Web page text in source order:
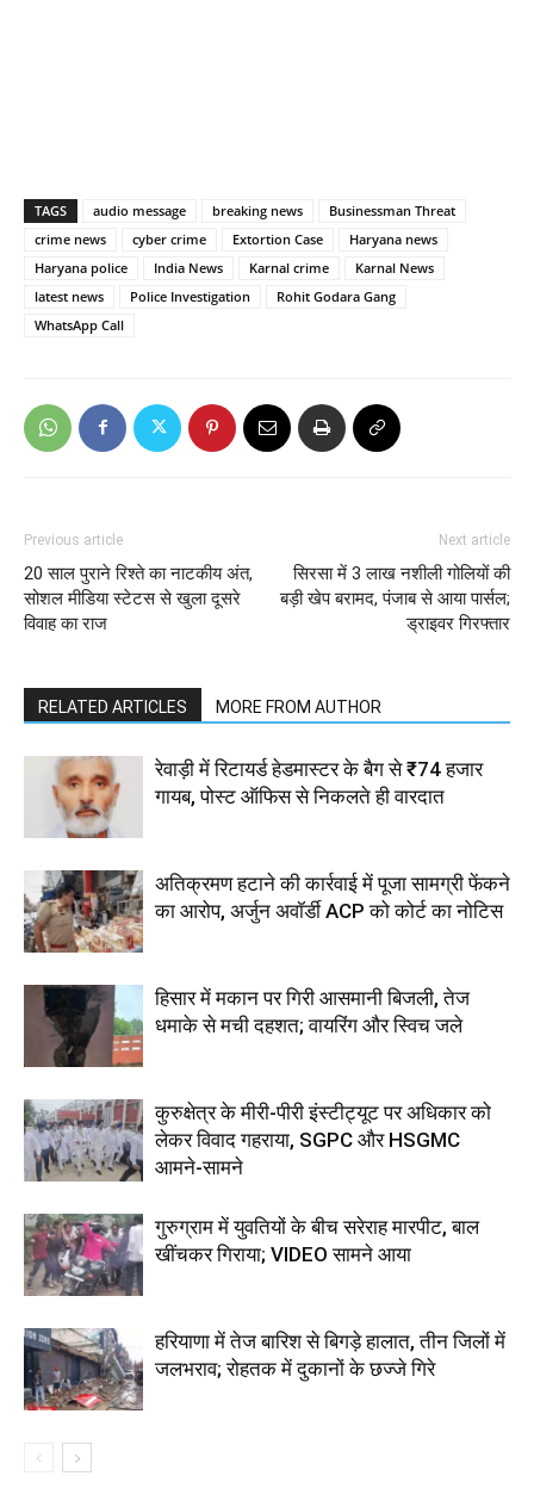
TAGS audio message breaking news
Businessman Threat
crime news
cyber crime Extortion Case
Haryana news
Haryana police
India News Karnal crime
Karnal News
latest news
Police Investigation
Rohit Godara Gang
WhatsApp Call
Previous article
20 साल पुराने रिश्ते का नाटकीय अंत,
सोशल मीडिया स्टेटस से खुला दूसरे
विवाह का राज
Next article
सिरसा में 3 लाख नशीली गोलियों की
बड़ी खेप बरामद, पंजाब से आया पार्सल;
ड्राइवर गिरफ्तार
RELATED ARTICLES MORE FROM AUTHOR
रेवाड़ी में रिटायर्ड हेडमास्टर के बैग से ₹74 हजार
गायब, पोस्ट ऑफिस से निकलते ही वारदात
अतिक्रमण हटाने की कार्रवाई में पूजा सामग्री फेंकने
का आरोप, अर्जुन अवॉर्डी ACP को कोर्ट का नोटिस
हिसार में मकान पर गिरी आसमानी बिजली, तेज
धमाके से मची दहशत; वायरिंग और स्विच जले
कुरुक्षेत्र के मीरी-पीरी इंस्टीट्यूट पर अधिकार को
लेकर विवाद गहराया, SGPC और HSGMC
आमने-सामने
गुरुग्राम में युवतियों के बीच सरेराह मारपीट, बाल
खींचकर गिराया; VIDEO सामने आया
हरियाणा में तेज बारिश से बिगड़े हालात, तीन जिलों में
जलभराव; रोहतक में दुकानों के छज्जे गिरे